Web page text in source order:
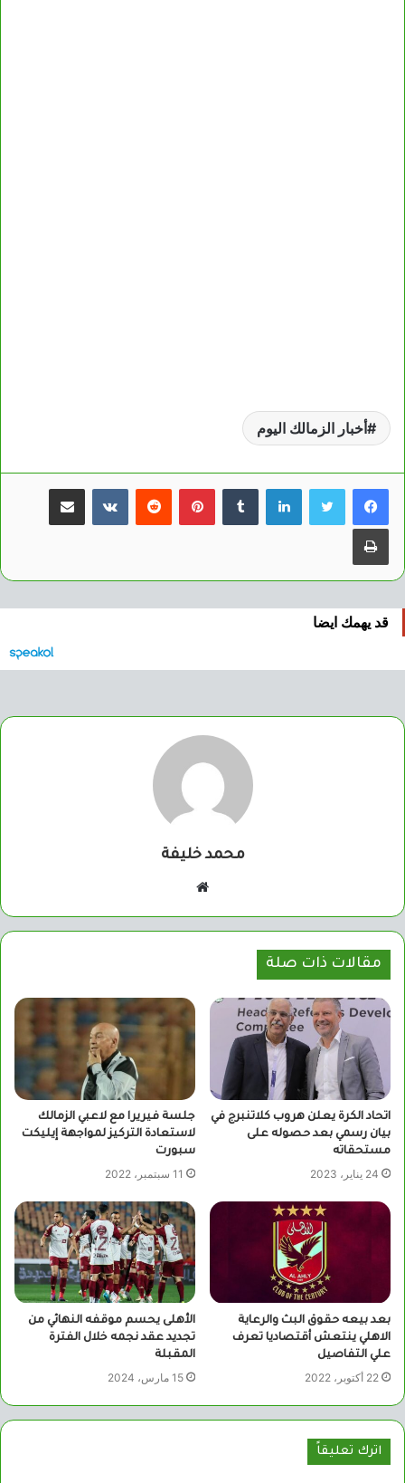
أخبار الزمالك اليوم
لينكدإن بينتيريست مشاركة عبر البريد
طباعة
قد يهمك ايضا
محمد خليفة
مقالات ذات صلة
اتحاد الكرة يعلن هروب كلاتنبرج في
بيان رسمي بعد حصوله على
مستحقاته
24 يناير، 2023
جلسة فيريرا مع لاعبي الزمالك
لاستعادة التركيز لمواجهة إيليكت
سبورت
11 سبتمبر، 2022
بعد بيعه حقوق البث والرعاية
الاهلي ينتعش أقتصاديا تعرف
علي التفاصيل
22 أكتوبر، 2022
الأهلى يحسم موقفه النهائي من
تجديد عقد نجمه خلال الفترة
المقبلة
15 مارس، 2024
اترك تعليقاً